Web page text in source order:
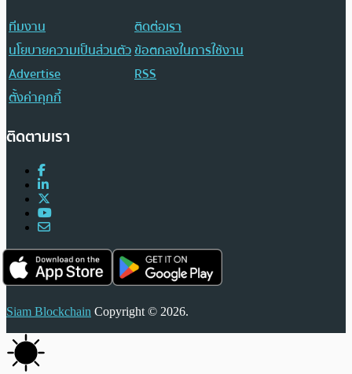
ทีมงาน
ติดต่อเรา
นโยบายความเป็นส่วนตัวข้อตกลงในการใช้งาน
Advertise
RSS
ตั้งค่าคุกกี้
ติดตามเรา
Siam Blockchain Copyright © 2026.